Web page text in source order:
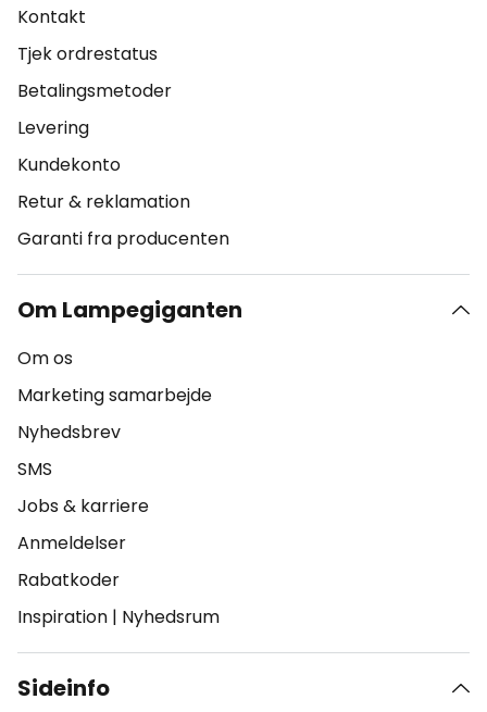
Kontakt
Tjek ordrestatus
Betalingsmetoder
Levering
Kundekonto
Retur & reklamation
Garanti fra producenten
Om Lampegiganten
Om os
Marketing samarbejde
Nyhedsbrev
SMS
Jobs & karriere
Anmeldelser
Rabatkoder
Inspiration | Nyhedsrum
Sideinfo